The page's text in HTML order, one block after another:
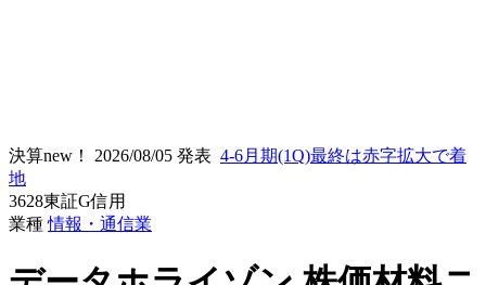
決算new！ 2026/08/05 発表 4-6月期(1Q)最終は赤字拡大で着
地
3628東証G信用
業種情報・通信業